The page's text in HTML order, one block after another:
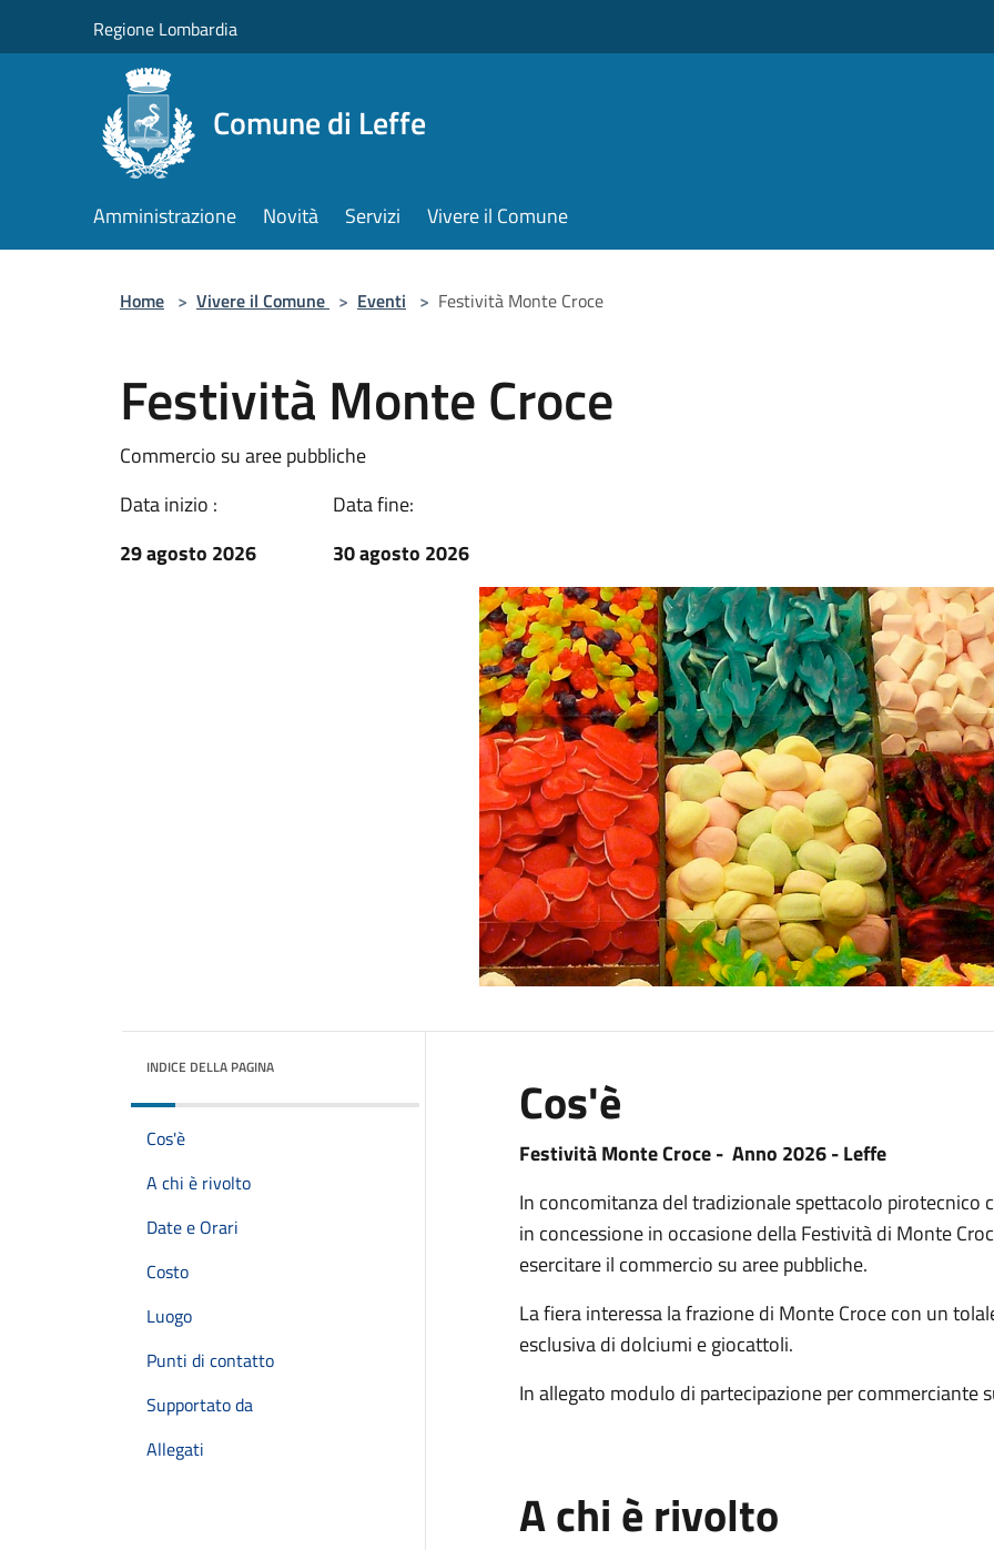
Regione Lombardia
Comune di Leffe
Amministrazione Novità Servizi Vivere il Comune
Home > Vivere il Comune > Eventi > Festività Monte Croce
Festività Monte Croce
Commercio su aree pubbliche
Data inizio :
29 agosto 2026
Data fine:
30 agosto 2026
INDICE DELLA PAGINA
Cos'è
A chi è rivolto
Date e Orari
Costo
Luogo
Punti di contatto
Supportato da
Allegati
Cos'è
Festività Monte Croce - Anno 2026 - Leffe
In concomitanza del tradizionale spettacolo pirotecnico
in concessione in occasione della Festività di Monte
esercitare il commercio su aree pubbliche.
La fiera interessa la frazione di Monte Croce con un
esclusiva di dolciumi e giocattoli.
In allegato modulo di partecipazione per commerciante
A chi è rivolto